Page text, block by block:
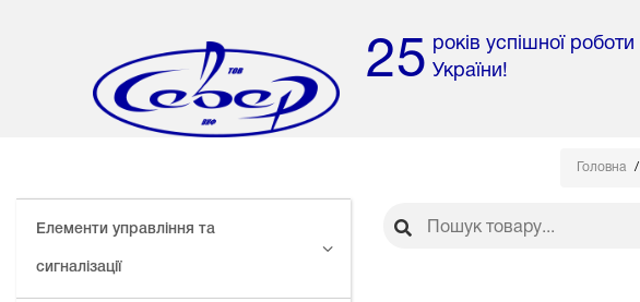
25 років успішної
України!
Елементи управління та
сигналізації
Головна